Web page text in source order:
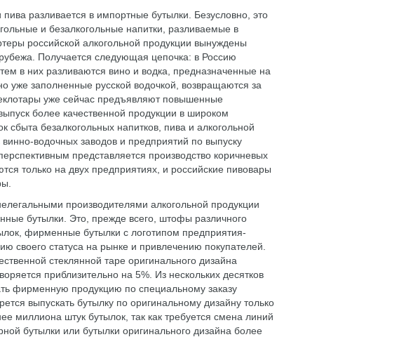
разливается в импортные бутылки. Безусловно, это
и безалкогольные напитки, разливаемые в
российской алкогольной продукции вынуждены
рубежа. Получается следующая цепочка: в Россию
в них разливаются вино и водка, предназначенные на
уже заполненные русской водочкой, возвращаются за
уже сейчас предъявляют повышенные
более качественной продукции в широком
сбыта безалкогольных напитков, пива и алкогольной
водочных заводов и предприятий по выпуску
представляется производство коричневых
только на двух предприятиях, и российские пивовары
производителями алкогольной продукции
бутылки. Это, прежде всего, штофы различного
фирменные бутылки с логотипом предприятия-
своего статуса на рынке и привлечению покупателей.
стеклянной таре оригинального дизайна
приблизительно на 5%. Из нескольких десятков
фирменную продукцию по специальному заказу
выпускать бутылку по оригинальному дизайну только
миллиона штук бутылок, так как требуется смена линий
бутылки или бутылки оригинального дизайна более